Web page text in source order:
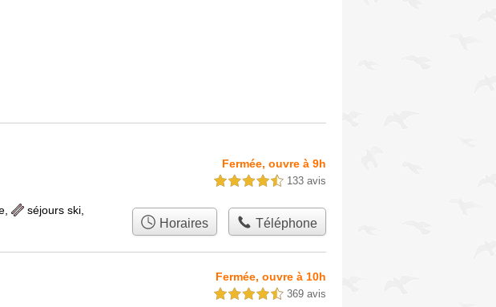
Fermée, ouvre à 9h
4,5 étoiles sur 5 133 avis
séjours ski
Horaires Téléphone
Fermée, ouvre à 10h
4,5 étoiles sur 5 369 avis